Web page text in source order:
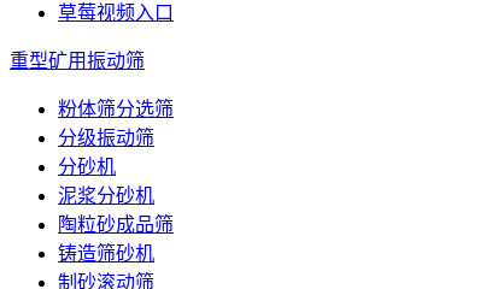
草莓视频入口
重型矿用振动筛
粉体筛分选筛
分级振动筛
分砂机
泥浆分砂机
陶粒砂成品筛
铸造筛砂机
制砂滚动筛